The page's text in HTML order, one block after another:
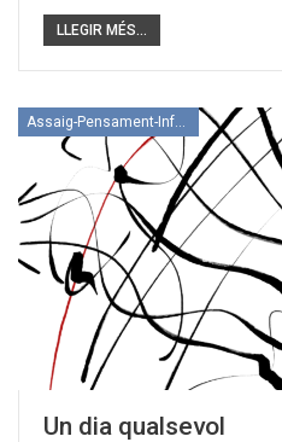
LLEGIR MÉS...
Assaig-Pensament-Informació
Un dia qualsevol